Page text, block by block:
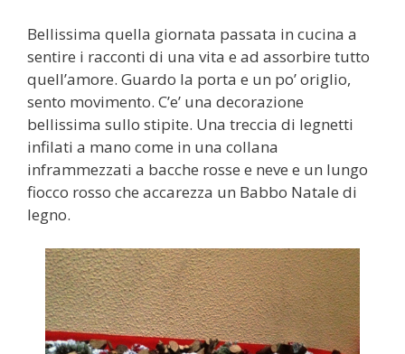
Bellissima quella giornata passata in cucina a
sentire i racconti di una vita e ad assorbire tutto
quell’amore. Guardo la porta e un po’ origlio,
sento movimento. C’e’ una decorazione
bellissima sullo stipite. Una treccia di legnetti
infilati a mano come in una collana
inframmezzati a bacche rosse e neve e un lungo
fiocco rosso che accarezza un Babbo Natale di
legno.